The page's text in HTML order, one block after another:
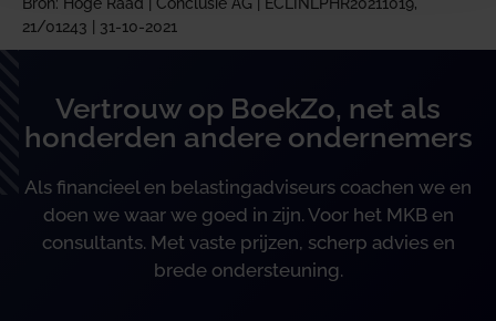
21/01243 | 31-10-2021
Vertrouw op BoekZo, net als
honderden andere ondernemers
Als financieel en belastingadviseurs coachen we en
doen we waar we goed in zijn. Voor het MKB en
consultants. Met vaste prijzen, scherp advies en
brede ondersteuning.